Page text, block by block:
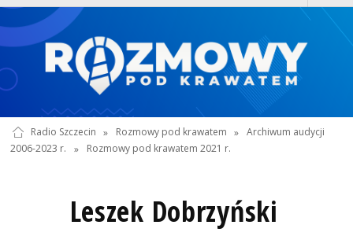
Radio Szczecin » Rozmowy pod krawatem » Archiwum audycji
2006-2023 r.
» Rozmowy pod krawatem 2021 r.
Leszek Dobrzyński